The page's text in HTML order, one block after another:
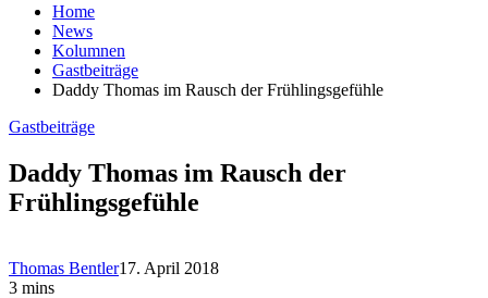
Home
News
Kolumnen
Gastbeiträge
Daddy Thomas im Rausch der Frühlingsgefühle
Gastbeiträge
Daddy Thomas im Rausch der
Frühlingsgefühle
Thomas Bentler17. April 2018
3 mins